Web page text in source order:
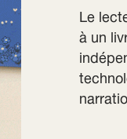
Le
à un